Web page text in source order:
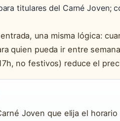
titulares del Carné Joven;
una misma lógica:
quien pueda ir entre
no festivos) reduce el
Joven que elija el